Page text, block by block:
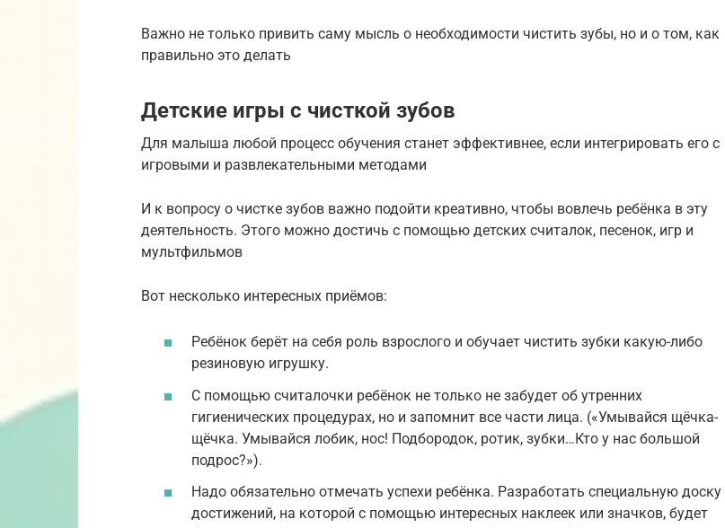
Важно не только привить саму мысль о необходимости чистить зубы, но и о том, как
правильно это делать
Детские игры с чисткой зубов
Для малыша любой процесс обучения станет эффективнее, если интегрировать его с
игровыми и развлекательными методами
И к вопросу о чистке зубов важно подойти креативно, чтобы вовлечь ребёнка в эту
деятельность. Этого можно достичь с помощью детских считалок, песенок, игр и
мультфильмов
Вот несколько интересных приёмов:
Ребёнок берёт на себя роль взрослого и обучает чистить зубки какую-либо
резиновую игрушку.
С помощью считалочки ребёнок не только не забудет об утренних
гигиенических процедурах, но и запомнит все части лица. («Умывайся щёчка-
щёчка. Умывайся лобик, нос! Подбородок, ротик, зубки…Кто у нас большой
подрос?»).
Надо обязательно отмечать успехи ребёнка. Разработать специальную доску
достижений, на которой с помощью интересных наклеек или значков, будет